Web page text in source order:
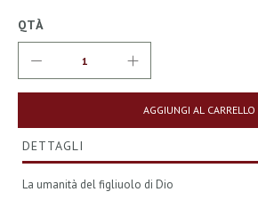
QTÀ
AGGIUNGI AL CARRELLO
DETTAGLI
La umanità del figliuolo di Dio